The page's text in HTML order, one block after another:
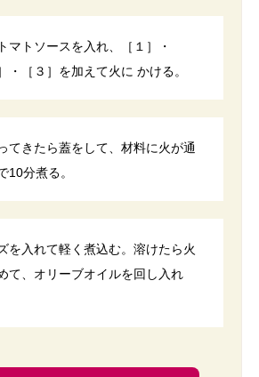
マトソースを入れ、［１］・
・［３］を加えて火に かける。
てきたら蓋をして、材料に火が通
10分煮る。
を入れて軽く煮込む。溶けたら火
て、オリーブオイルを回し入れ